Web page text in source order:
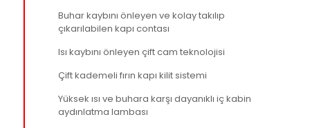
Buhar kaybını önleyen ve kolay takılıp
çıkarılabilen kapı contası
Isı kaybını önleyen çift cam teknolojisi
Çift kademeli fırın kapı kilit sistemi
Yüksek ısı ve buhara karşı dayanıklı iç kabin
aydınlatma lambası